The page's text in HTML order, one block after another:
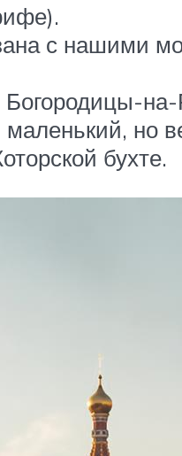
с нашими
Богородицы-
но
бухте.